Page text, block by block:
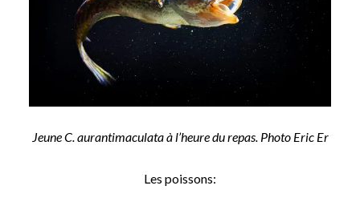
Jeune C. aurantimaculata à l’heure du repas. Photo Eric Er
Les poissons: